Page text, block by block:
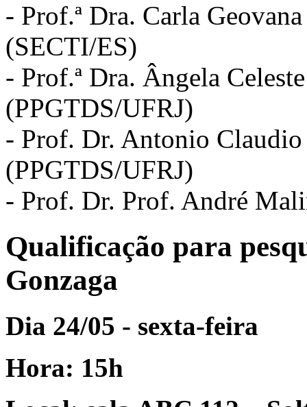
- Prof.ª Dra. Carla
(SECTI/ES)
- Prof.ª Dra. Ângela
(PPGTDS/UFRJ)
- Prof. Dr. Antonio Claudio
(PPGTDS/UFRJ)
- Prof. Dr. Prof. André
Qualificação para
Gonzaga
Dia 24/05 - sexta-feira
Hora: 15h